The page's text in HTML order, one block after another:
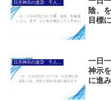
陰、
目標
日月神示の道③ 千人力に向け、日々の行について
一日
神示
に進